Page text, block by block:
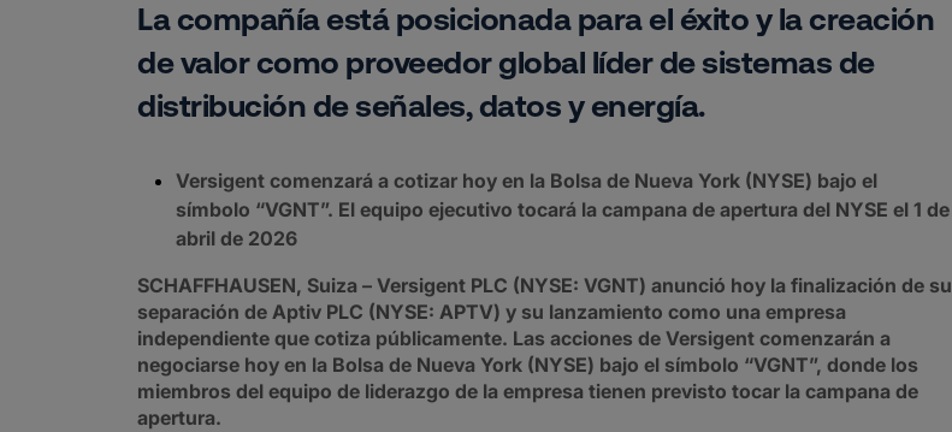
La compañía está posicionada para el éxito y la creación
de valor como proveedor global líder de sistemas de
distribución de señales, datos y energía.
Versigent comenzará a cotizar hoy en la Bolsa de Nueva York (NYSE) bajo el
símbolo “VGNT”. El equipo ejecutivo tocará la campana de apertura del NYSE el 1 de
abril de 2026
SCHAFFHAUSEN, Suiza – Versigent PLC (NYSE: VGNT) anunció hoy la finalización de su
separación de Aptiv PLC (NYSE: APTV) y su lanzamiento como una empresa
independiente que cotiza públicamente. Las acciones de Versigent comenzarán a
negociarse hoy en la Bolsa de Nueva York (NYSE) bajo el símbolo “VGNT”, donde los
miembros del equipo de liderazgo de la empresa tienen previsto tocar la campana de
apertura.